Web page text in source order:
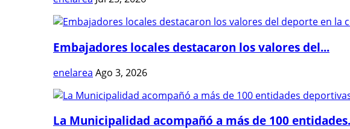
Embajadores locales destacaron los valores del...
enelarea Ago 3, 2026
La Municipalidad acompañó a más de 100